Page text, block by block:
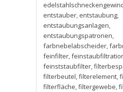
entstauber, entstaubung,
entstaubungsanlagen,
entstaubungspatronen,
farbnebelabscheider,
feinfilter,
feinststaubfilter,
filterbeutel,filterelement,
filterfläche,filtergewebe,